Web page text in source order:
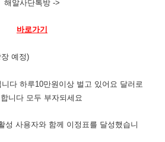
해알사단톡방 ->
바로가기
예정)
다 하루10만원이상 벌고 있어요 달러로
니다 모두 부자되세요
성 사용자와 함께 이정표를 달성했습니